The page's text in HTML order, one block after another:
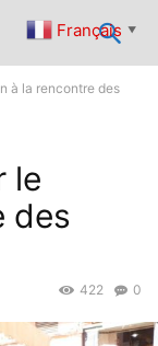
à la rencontre des
le
des
0
422
Français ▼